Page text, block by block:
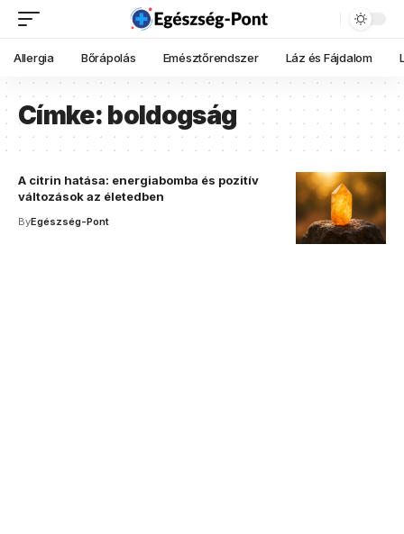
Allergia Bőrápolás Emésztőrendszer Láz és Fájdalom
Címke: boldogság
A citrin hatása: energiabomba és pozitív
változások az életedben
ByEgészség-Pont